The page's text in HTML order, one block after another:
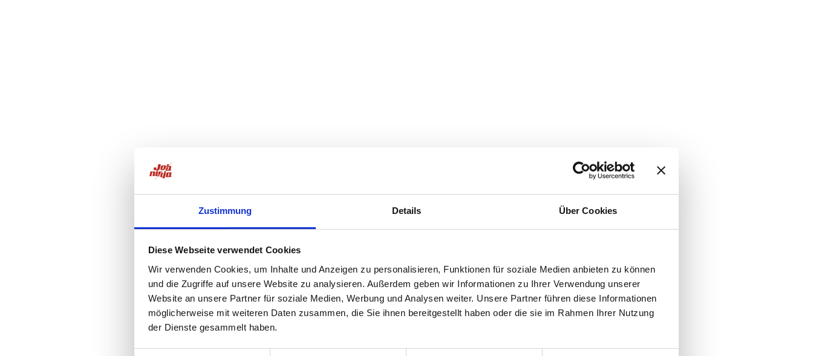
Zustimmung Details Über Cookies
Diese Webseite verwendet Cookies
Wir verwenden Cookies, um Inhalte und Anzeigen zu personalisieren, Funktionen für soziale Medien anbieten zu können
und die Zugriffe auf unsere Website zu analysieren. Außerdem geben wir Informationen zu Ihrer Verwendung unserer
Website an unsere Partner für soziale Medien, Werbung und Analysen weiter. Unsere Partner führen diese Informationen
möglicherweise mit weiteren Daten zusammen, die Sie ihnen bereitgestellt haben oder die sie im Rahmen Ihrer Nutzung
der Dienste gesammelt haben.
Application error: aclient-side exception has occurred while loadingjobninja.com(see the browser consolefor more information).